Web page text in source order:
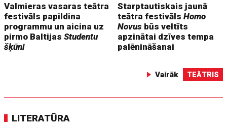
Valmieras vasaras teātra
festivāls papildina
programmu un aicina uz
pirmo BaltijasStudentu
šķūni
Starptautiskais jaunā
teātra festivālsHomo
Novus būs veltīts
apzinātai dzīves tempa
palēnināšanai
Vairāk TEĀTRIS
LITERATŪRA